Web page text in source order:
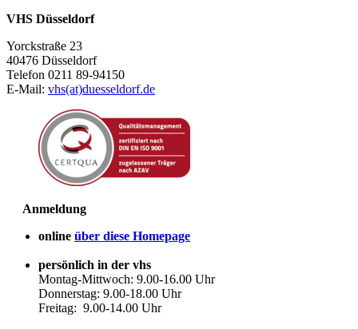
VHS Düsseldorf
Yorckstraße 23
40476 Düsseldorf
Telefon 0211 89-94150
E-Mail: vhs(at)duesseldorf.de
Anmeldung
online über diese Homepage
persönlich in der vhs
Montag-Mittwoch: 9.00-16.00 Uhr
Donnerstag: 9.00-18.00 Uhr
Freitag: 9.00-14.00 Uhr